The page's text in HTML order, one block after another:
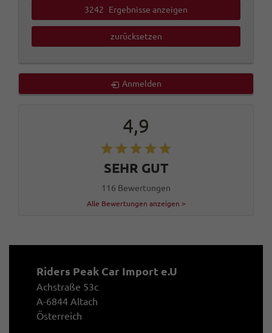
3242 Ergebnisse anzeigen
zurücksetzen
Anmelden
4,9
SEHR GUT
116 Bewertungen
Alle Bewertungen anzeigen >
Riders Peak Car Import e.U
Achstraße 53c
A-6844 Altach
Österreich